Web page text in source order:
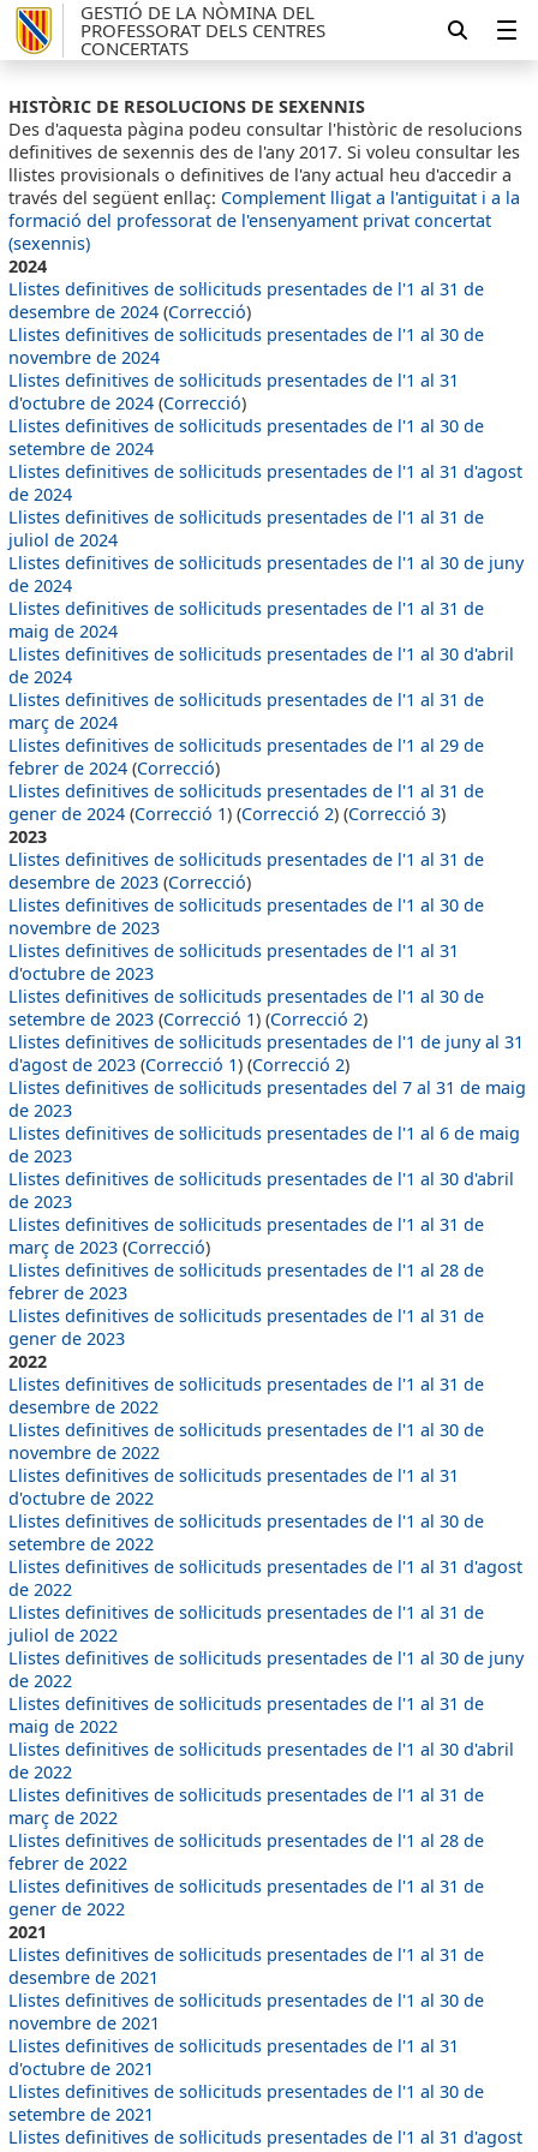
GESTIÓ DE LA NÒMINA DEL
PROFESSORAT DELS CENTRES
CONCERTATS
HISTÒRIC DE RESOLUCIONS DE SEXENNIS
Des d'aquesta pàgina podeu consultar l'històric de resolucions
definitives de sexennis des de l'any 2017. Si voleu consultar les
llistes provisionals o definitives de l'any actual heu d'accedir a
través del següent enllaç: Complement lligat a l'antiguitat i a la
formació del professorat de l'ensenyament privat concertat
(sexennis)
2024
Llistes definitives de sol·licituds presentades de l'1 al 31 de
desembre de 2024 (Correcció)
Llistes definitives de sol·licituds presentades de l'1 al 30 de
novembre de 2024
Llistes definitives de sol·licituds presentades de l'1 al 31
d'octubre de 2024 (Correcció)
Llistes definitives de sol·licituds presentades de l'1 al 30 de
setembre de 2024
Llistes definitives de sol·licituds presentades de l'1 al 31 d'agost
de 2024
Llistes definitives de sol·licituds presentades de l'1 al 31 de
juliol de 2024
Llistes definitives de sol·licituds presentades de l'1 al 30 de juny
de 2024
Llistes definitives de sol·licituds presentades de l'1 al 31 de
maig de 2024
Llistes definitives de sol·licituds presentades de l'1 al 30 d'abril
de 2024
Llistes definitives de sol·licituds presentades de l'1 al 31 de
març de 2024
Llistes definitives de sol·licituds presentades de l'1 al 29 de
febrer de 2024 (Correcció)
Llistes definitives de sol·licituds presentades de l'1 al 31 de
gener de 2024 (Correcció 1) (Correcció 2) (Correcció 3)
2023
Llistes definitives de sol·licituds presentades de l'1 al 31 de
desembre de 2023 (Correcció)
Llistes definitives de sol·licituds presentades de l'1 al 30 de
novembre de 2023
Llistes definitives de sol·licituds presentades de l'1 al 31
d'octubre de 2023
Llistes definitives de sol·licituds presentades de l'1 al 30 de
setembre de 2023 (Correcció 1) (Correcció 2)
Llistes definitives de sol·licituds presentades de l'1 de juny al 31
d'agost de 2023 (Correcció 1) (Correcció 2)
Llistes definitives de sol·licituds presentades del 7 al 31 de maig
de 2023
Llistes definitives de sol·licituds presentades de l'1 al 6 de maig
de 2023
Llistes definitives de sol·licituds presentades de l'1 al 30 d'abril
de 2023
Llistes definitives de sol·licituds presentades de l'1 al 31 de
març de 2023 (Correcció)
Llistes definitives de sol·licituds presentades de l'1 al 28 de
febrer de 2023
Llistes definitives de sol·licituds presentades de l'1 al 31 de
gener de 2023
2022
Llistes definitives de sol·licituds presentades de l'1 al 31 de
desembre de 2022
Llistes definitives de sol·licituds presentades de l'1 al 30 de
novembre de 2022
Llistes definitives de sol·licituds presentades de l'1 al 31
d'octubre de 2022
Llistes definitives de sol·licituds presentades de l'1 al 30 de
setembre de 2022
Llistes definitives de sol·licituds presentades de l'1 al 31 d'agost
de 2022
Llistes definitives de sol·licituds presentades de l'1 al 31 de
juliol de 2022
Llistes definitives de sol·licituds presentades de l'1 al 30 de juny
de 2022
Llistes definitives de sol·licituds presentades de l'1 al 31 de
maig de 2022
Llistes definitives de sol·licituds presentades de l'1 al 30 d'abril
de 2022
Llistes definitives de sol·licituds presentades de l'1 al 31 de
març de 2022
Llistes definitives de sol·licituds presentades de l'1 al 28 de
febrer de 2022
Llistes definitives de sol·licituds presentades de l'1 al 31 de
gener de 2022
2021
Llistes definitives de sol·licituds presentades de l'1 al 31 de
desembre de 2021
Llistes definitives de sol·licituds presentades de l'1 al 30 de
novembre de 2021
Llistes definitives de sol·licituds presentades de l'1 al 31
d'octubre de 2021
Llistes definitives de sol·licituds presentades de l'1 al 30 de
setembre de 2021
Llistes definitives de sol·licituds presentades de l'1 al 31 d'agost